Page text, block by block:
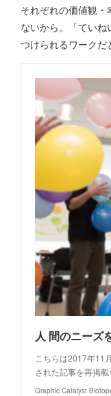
それぞれの価値観・
ないから。「てい
つけられるワークだ
こちらは2017年11
された記事を再掲載
Graphic Catalyst